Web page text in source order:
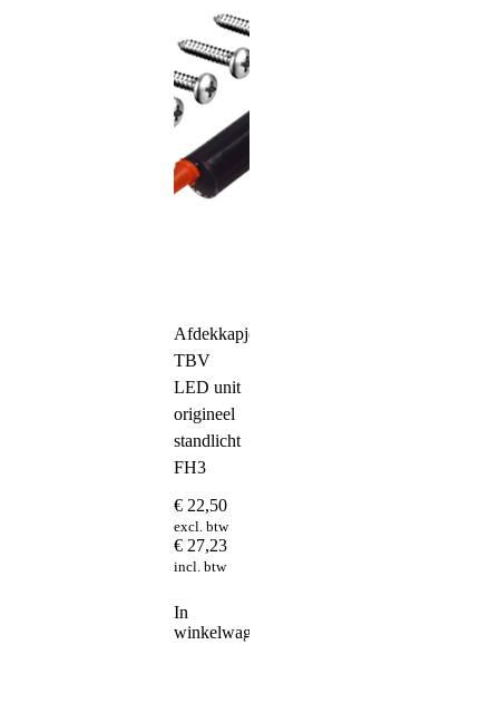
Afdekkapjes
TBV
LED unit
origineel
standlicht
FH3
€ 22,50
excl. btw
€ 27,23
incl. btw
In
winkelwagen